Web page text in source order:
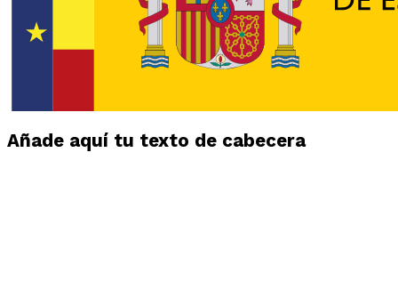
Añade aquí tu texto de cabecera